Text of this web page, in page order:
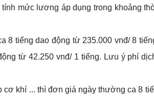
mức lương áp dụng trong khoảng
tiếng dao động từ 235.000 vnđ/ 8
từ 42.250 vnđ/ 1 tiếng. Lưu ý phí
khí ... thì đơn giá ngày thường ca 8